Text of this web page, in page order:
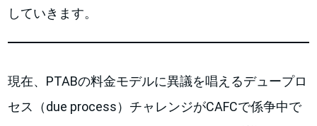
していきます。
現在、PTABの料金モデルに異議を唱えるデュープロ
セス（due process）チャレンジがCAFCで係争中で